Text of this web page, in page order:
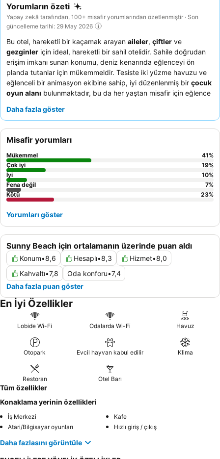
Yorumların özeti
Yapay zekâ tarafından, 100+ misafir yorumlarından özetlenmiştir · Son
güncelleme tarihi: 29 May 2026
Bu otel, hareketli bir kaçamak arayan aileler, çiftler ve
gezginler için ideal, hareketli bir sahil otelidir. Sahile doğrudan
erişim imkanı sunan konumu, deniz kenarında eğlenceyi ön
planda tutanlar için mükemmeldir. Tesiste iki yüzme havuzu ve
eğlenceli bir animasyon ekibine sahip, iyi düzenlenmiş bir çocuk
oyun alanı bulunmaktadır, bu da her yaştan misafir için eğlence
taze salata ve sebzeler
deneyim için,
etmeyi düşünebilirsiniz.
Daha fazla göster
Sunny Beach için ortalamanın üzerinde puan aldı
Konum•8,6 Hesaplı•8,3 Hizmet•8,0
Kahvaltı•7,8 Oda konforu•7,4
Daha fazla puan göster
Misafir yorumları
Mükemmel 41%
Çok iyi
19%
İyi
10%
Fena değil
7%
Kötü
23%
Yorumları göster
En İyi Özellikler
Lobide Wi-Fi Odalarda Wi-Fi Havuz
Otopark Evcil hayvan kabul edilir Klima
Restoran Otel Barı
Tüm özellikler
Konaklama yerinin özellikleri
İş Merkezi
Kafe
Atari/Bilgisayar oyunları
Hızlı giriş / çıkış
Daha fazlasını görüntüle